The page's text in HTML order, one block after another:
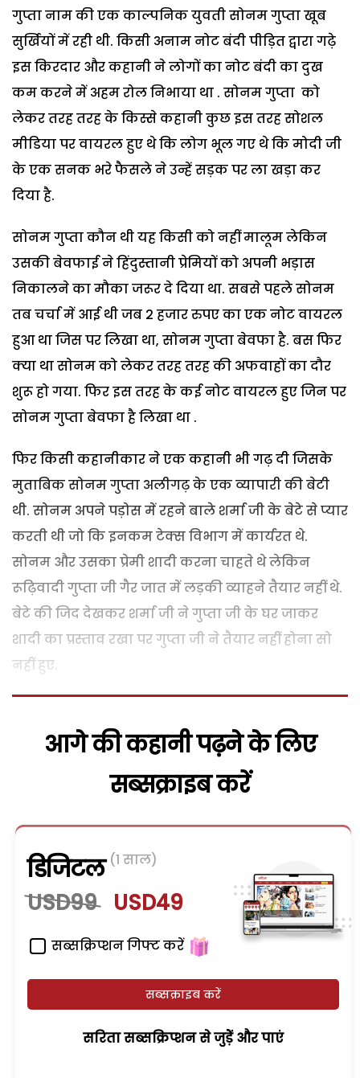
गुप्ता नाम की एक काल्पनिक युवती सोनम गुप्ता खूब
सुर्खियों में रही थी. किसी अनाम नोट बंदी पीड़ित द्वारा गढ़े
इस किरदार और कहानी ने लोगों का नोट बंदी का दुख
कम करने में अहम रोल निभाया था . सोनम गुप्ता को
लेकर तरह तरह के किस्से कहानी कुछ इस तरह सोशल
मीडिया पर वायरल हुए थे कि लोग भूल गए थे कि मोदी जी
के एक सनक भरे फैसले ने उन्हें सड़क पर ला खड़ा कर
दिया है.
सोनम गुप्ता कौन थी यह किसी को नहीं मालूम लेकिन
उसकी बेवफाई ने हिंदुस्तानी प्रेमियों को अपनी भड़ास
निकालने का मौका जरूर दे दिया था. सबसे पहले सोनम
तब चर्चा में आई थी जब 2 हजार रुपए का एक नोट वायरल
हुआ था जिस पर लिखा था, सोनम गुप्ता बेवफा है. बस फिर
क्या था सोनम को लेकर तरह तरह की अफवाहों का दौर
शुरू हो गया. फिर इस तरह के कई नोट वायरल हुए जिन पर
सोनम गुप्ता बेवफा है लिखा था .
फिर किसी कहानीकार ने एक कहानी भी गढ़ दी जिसके
मुताबिक सोनम गुप्ता अलीगढ़ के एक व्यापारी की बेटी
थी. सोनम अपने पड़ोस में रहने बाले शर्मा जी के बेटे से प्यार
करती थी जो कि इनकम टेक्स विभाग में कार्यरत थे.
सोनम और उसका प्रेमी शादी करना चाहते थे लेकिन
रूढ़िवादी गुप्ता जी गैर जात में लड़की व्याहने तैयार नहीं थे.
बेटे की जिद देखकर शर्मा जी ने गुप्ता जी के घर जाकर
शादी का प्रस्ताव रखा पर गुप्ता जी ने तैयार नहीं होना सो
नहीं हुए.
आगे की कहानी पढ़ने के लिए
सब्सक्राइब करें
डिजिटल (1 साल)
USD99 USD49
सब्सक्रिप्शन गिफ्ट करें
सब्सक्राइब करें
सरिता सब्सक्रिप्शन से जुड़ेें और पाएं